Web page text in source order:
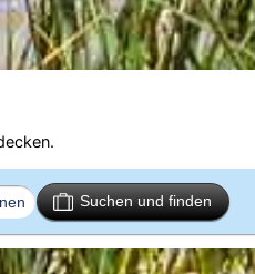
Suchen und finden